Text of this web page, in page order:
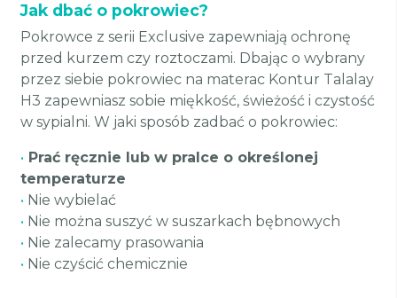
Jak dbać o pokrowiec?
Pokrowce z serii Exclusive zapewniają ochronę
przed kurzem czy roztoczami. Dbając o wybrany
przez siebie pokrowiec na materac Kontur Talalay
H3 zapewniasz sobie miękkość, świeżość i czystość
w sypialni. W jaki sposób zadbać o pokrowiec:
• Prać ręcznie lub w pralce o określonej
temperaturze
• Nie wybielać
• Nie można suszyć w suszarkach bębnowych
• Nie zalecamy prasowania
• Nie czyścić chemicznie